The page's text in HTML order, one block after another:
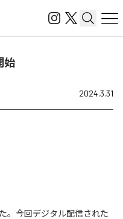
始
2024.3.31
。今回デジタル配信された